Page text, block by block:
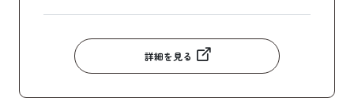
詳細を見る